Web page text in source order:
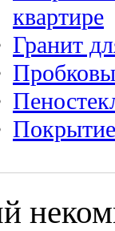
квартире
Гранит